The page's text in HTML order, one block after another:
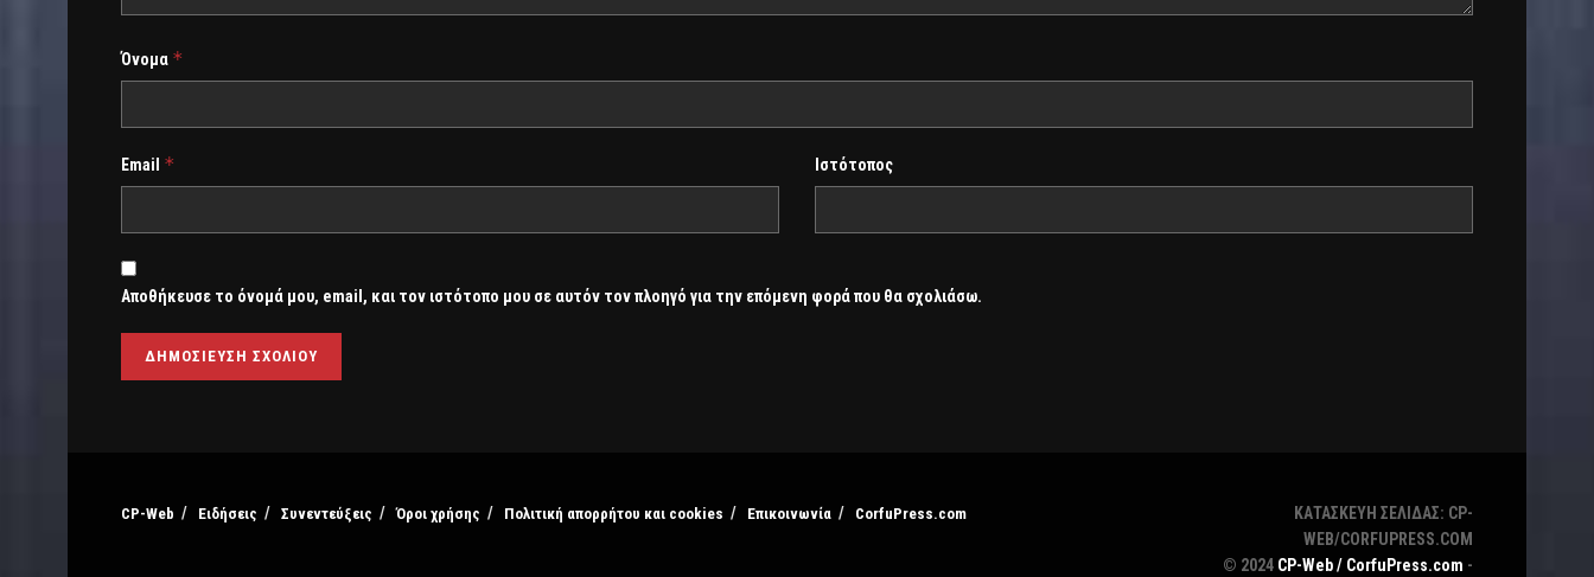
Όνομα *
Email * Ιστότοπος
Αποθήκευσε το όνομά μου, email, και τον ιστότοπο μου σε αυτόν τον πλοηγό για την επόμενη φορά που θα σχολιάσω.
CP-Web Ειδήσεις Συνεντεύξεις Όροι χρήσης Πολιτική απορρήτου και cookies Επικοινωνία CorfuPress.com
ΚΑΤΑΣΚΕΥΗ ΣΕΛΙΔΑΣ: CP-
WEB/CORFUPRESS.COM
© 2024 CP-Web / CorfuPress.com -